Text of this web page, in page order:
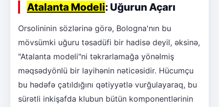
Atalanta Modeli: Uğurun Açarı
Orsolininin sözlərinə görə, Bologna'nın bu
mövsümki uğuru təsadüfi bir hadisə deyil, əksinə,
"Atalanta modeli"ni təkrarlamağa yönəlmiş
məqsədyönlü bir layihənin nəticəsidir. Hücumçu
bu hədəfə çatıldığını qətiyyətlə vurğulayaraq, bu
sürətli inkişafda klubun bütün komponentlərinin